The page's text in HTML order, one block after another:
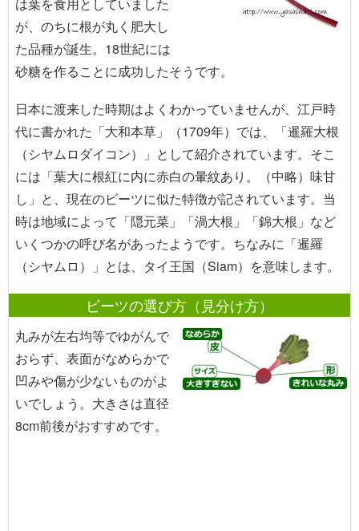
が、のちに根が丸く肥大し
た品種が誕生。18世紀には
砂糖を作ることに成功したそうです。
日本に渡来した時期はよくわかっていませんが、江戸時
代に書かれた「大和本草」（1709年）では、「暹羅大根
（シヤムロダイコン）」として紹介されています。そこ
には「葉大に根紅に内に赤白の暈紋あり。（中略）味甘
し」と、現在のビーツに似た特徴が記されています。当
時は地域によって「隠元菜」「渦大根」「錦大根」など
いくつかの呼び名があったようです。ちなみに「暹羅
（シヤムロ）」とは、タイ王国（Siam）を意味します。
ビーツの選び方（見分け方）
丸みが左右均等でゆがんで
おらず、表面がなめらかで
凹みや傷が少ないものがよ
いでしょう。大きさは直径
8cm前後がおすすめです。